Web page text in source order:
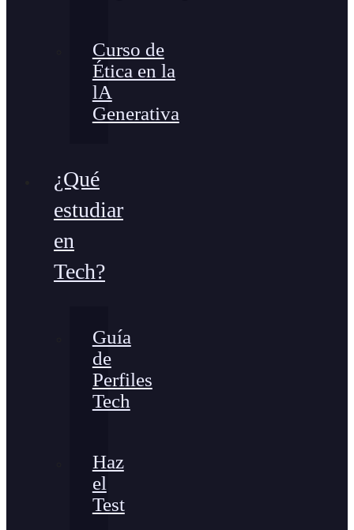
Curso de
Ética en la
lA
Generativa
¿Qué
estudiar
en
Tech?
Guía
de
Perfiles
Tech
Haz
el
Test